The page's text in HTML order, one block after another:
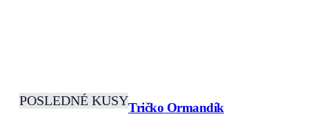
POSLEDNÉ KUSYTričko Ormandík